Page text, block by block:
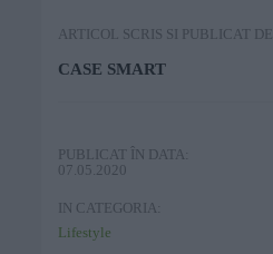
ARTICOL SCRIS SI PUBLICAT DE:
CASE SMART
PUBLICAT ÎN DATA:
07.05.2020
IN CATEGORIA:
Lifestyle